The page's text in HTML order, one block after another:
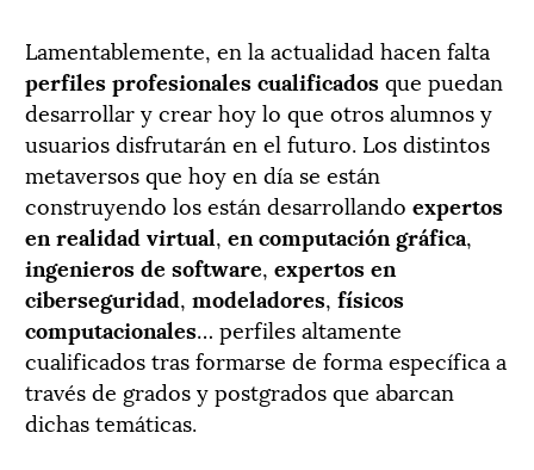
Lamentablemente, en la actualidad hacen falta
perfiles profesionales cualificadosque puedan
desarrollar y crear hoy lo que otros alumnos y
usuarios disfrutarán en el futuro. Los distintos
metaversos que hoy en día se están
construyendo los están desarrollando expertos
en realidad virtual, en computación gráfica,
ingenieros de software, expertos en
ciberseguridad, modeladores, físicos
computacionales… perfiles altamente
cualificados tras formarse de forma específica a
través de grados y postgrados que abarcan
dichas temáticas.